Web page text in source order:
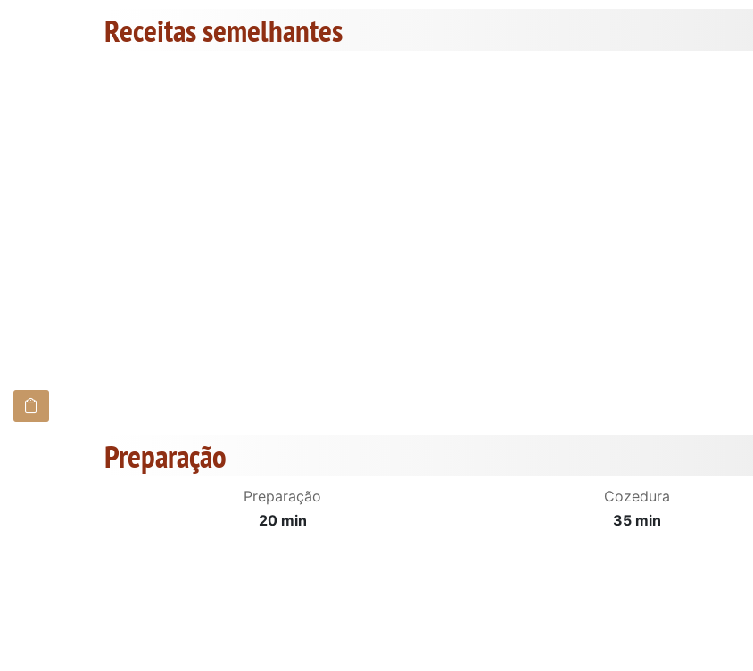
Receitas semelhantes
Preparação
Preparação
20 min
Cozedura
35 min